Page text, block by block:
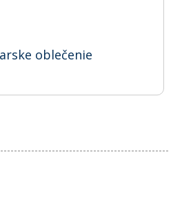
oblečenie